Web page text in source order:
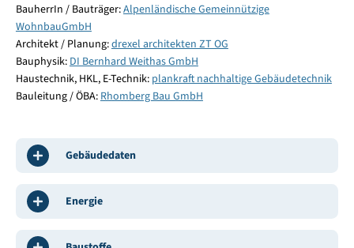
BauherrIn / Bauträger:Alpenländische Gemeinnützige
WohnbauGmbH
Architekt / Planung:drexel architekten ZT OG
Bauphysik: DI Bernhard Weithas GmbH
Haustechnik, HKL, E-Technik: plankraft nachhaltige Gebäudetechnik
Bauleitung / ÖBA: Rhomberg Bau GmbH
Gebäudedaten
Energie